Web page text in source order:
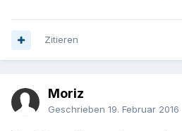
Zitieren
Moriz
Geschrieben 19. Februar 2016